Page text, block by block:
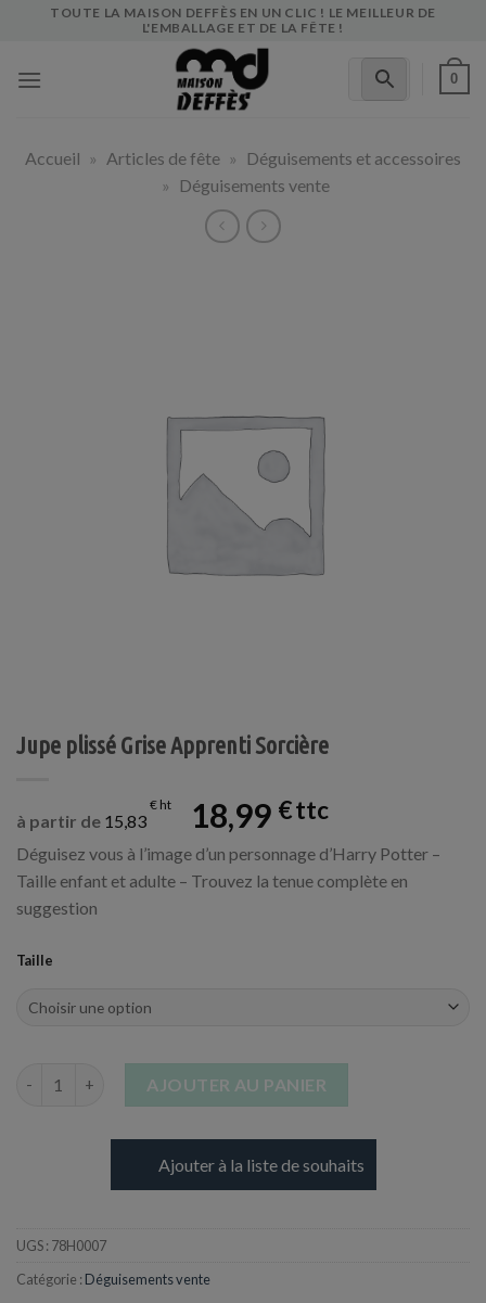
TOUTE LA MAISON DEFFÈS EN UN CLIC ! LE MEILLEUR DE
L'EMBALLAGE ET DE LA FÊTE !
0
Accueil » Articles de fête »
Déguisements et accessoires
»
Déguisements vente
Jupe plissé Grise Apprenti Sorcière
à partir de 15,83
€ 18,99 €
Déguisez vous à l’image d’un personnage d’Harry Potter –
Taille enfant et adulte – Trouvez la tenue complète en
suggestion
Taille
AJOUTER AU PANIER
Ajouter à la liste de souhaits
UGS : 78H0007
Catégorie : Déguisements vente